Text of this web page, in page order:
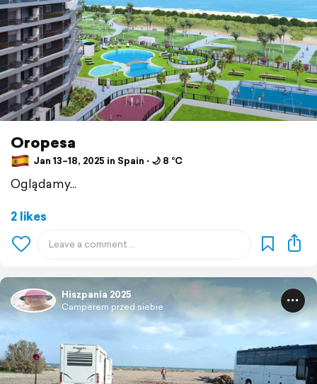
Oropesa
Jan 13–18, 2025 in Spain ⋅ 🌙 8 °C
Oglądamy...
2 likes
Hiszpania 2025
Camperem przed siebie